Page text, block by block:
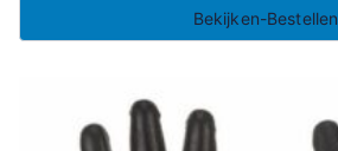
Bekijken-Bestellen